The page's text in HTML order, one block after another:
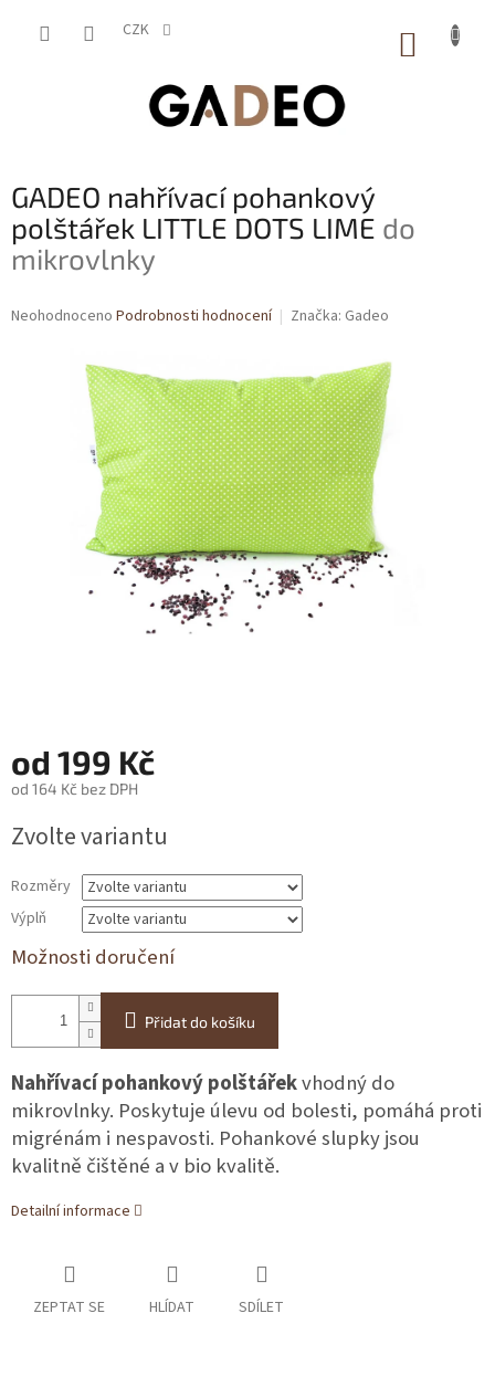
CZK
GADEO nahřívací pohankový
polštářek LITTLE DOTS LIME do
mikrovlnky
Průměrné
Neohodnoceno Podrobnosti hodnocení Značka: Gadeo
od 199 Kč
od 164 Kč bez DPH
cena:
Zvolte variantu
Rozměry
Výplň
Možnosti doručení
Přidat do košíku
Nahřívací pohankový polštářekvhodný do
mikrovlnky. Poskytuje úlevu od bolesti, pomáhá proti
migrénám i nespavosti. Pohankové slupky jsou
kvalitně čištěné a v bio kvalitě.
Detailní informace
ZEPTAT SE HLÍDAT SDÍLET